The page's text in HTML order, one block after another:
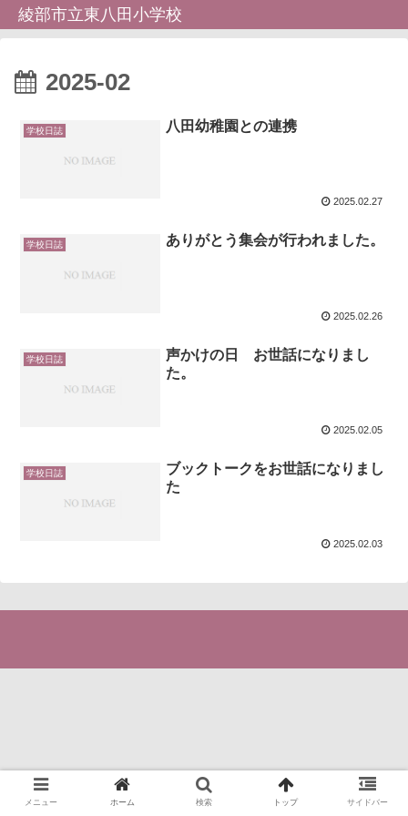
綾部市立東八田小学校
2025-02
学校日誌 八田幼稚園との連携
2025.02.27
学校日誌 ありがとう集会が行われました。
2025.02.26
学校日誌
声かけの日 お世話になりまし
た。
2025.02.05
学校日誌
ブックトークをお世話になりまし
た
2025.02.03
メニュー ホーム 検索 トップ サイドバー